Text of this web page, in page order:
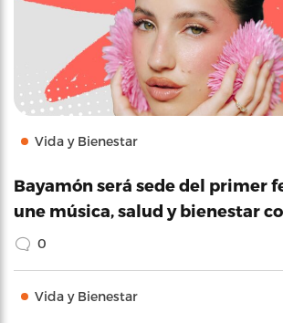
Vida y Bienestar
Bayamón será sede del primer
une música, salud y bienestar
0
Vida y Bienestar